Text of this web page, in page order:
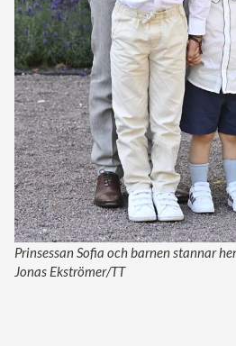
Prinsessan Sofia och barnen stannar
Jonas Ekströmer/TT